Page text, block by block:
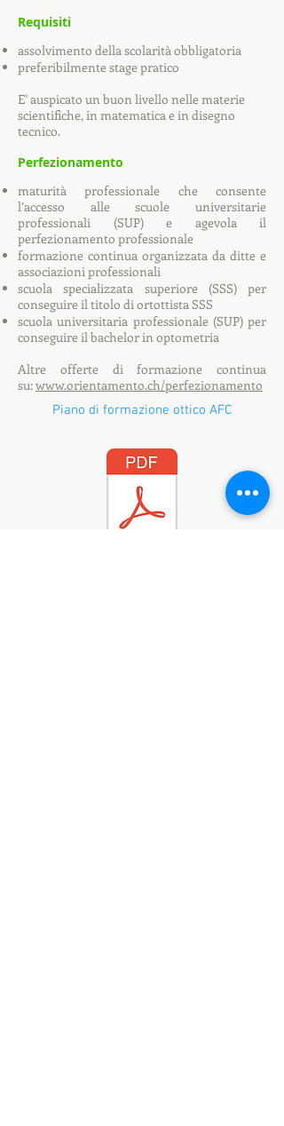
Requisiti
assolvimento della scolarità obbligatoria
preferibilmente stage pratico
E' auspicato un buon livello nelle materie
scientifiche, in matematica e in disegno
tecnico.
Perfezionamento
maturità professionale che consente
l’accesso alle scuole universitarie
professionali (SUP) e agevola il
perfezionamento professionale
formazione continua organizzata da ditte e
associazioni professionali
scuola specializzata superiore (SSS) per
conseguire il titolo di ortottista SSS
scuola universitaria professionale (SUP) per
conseguire il bachelor in optometria
Altre offerte di formazione continua
su:www.orientamento.ch/perfezionamento
Piano di formazione ottico AFC